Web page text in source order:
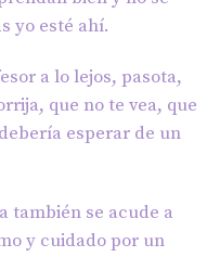
yo esté ahí.
a lo lejos, pasota,
que no te vea, que
esperar de un
también se acude a
y cuidado por un